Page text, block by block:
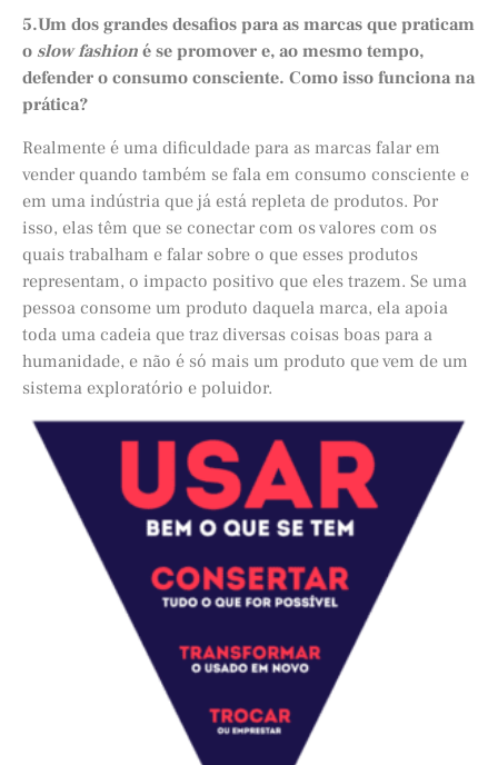
5.Um dos grandes desafios para as marcas que praticam
o slow fashion é se promover e, ao mesmo tempo,
defender o consumo consciente. Como isso funciona na
prática?
Realmente é uma dificuldade para as marcas falar em
vender quando também se fala em consumo consciente e
em uma indústria que já está repleta de produtos. Por
isso, elas têm que se conectar com os valores com os
quais trabalham e falar sobre o que esses produtos
representam, o impacto positivo que eles trazem. Se uma
pessoa consome um produto daquela marca, ela apoia
toda uma cadeia que traz diversas coisas boas para a
humanidade, e não é só mais um produto que vem de um
sistema exploratório e poluidor.